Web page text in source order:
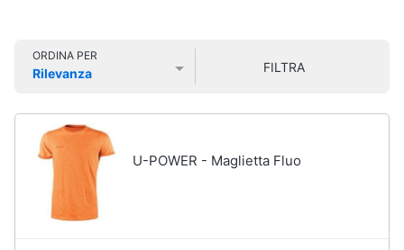
Cinema
home
Videogiochi
Audio
uomo
Cravatta
Piumino
ORDINA PER
Rilevanza
FILTRA
U-POWER - Maglietta Fluo